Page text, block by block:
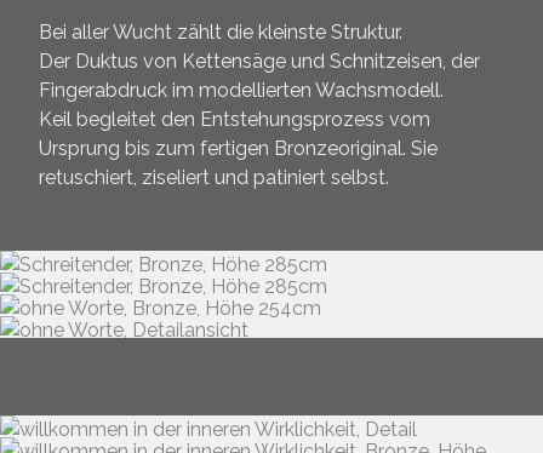
Bei aller Wucht zählt die kleinste Struktur.
Der Duktus von Kettensäge und Schnitzeisen, der
Fingerabdruck im modellierten Wachsmodell.
Keil begleitet den Entstehungsprozess vom
Ursprung bis zum fertigen Bronzeoriginal. Sie
retuschiert, ziseliert und patiniert selbst.